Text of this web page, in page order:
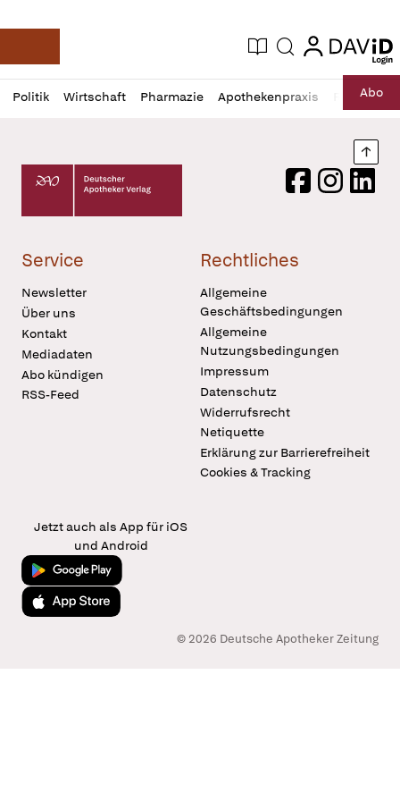
Deutsche Apotheker Zeitung
Aktuelle Ausgabe
Suche login
login
Politik Wirtschaft Pharmazie Apothekenpraxis RechtAbo
Profil
öffnen
Daz
Pur
Deutscher Apotheker Verlag Logo
FacebookInstagram
Service
Newsletter
Über uns
Kontakt
Mediadaten
Abo kündigen
RSS-Feed
Rechtliches
Allgemeine
Geschäftsbedingungen
Allgemeine
Nutzungsbedingungen
Impressum
Datenschutz
Widerrufsrecht
Netiquette
Erklärung zur Barrierefreiheit
Cookies & Tracking
Jetzt auch als App für iOS
und Android
Jetzt bei Google Play
Laden im App Store
© 2026 Deutsche Apotheker Zeitung